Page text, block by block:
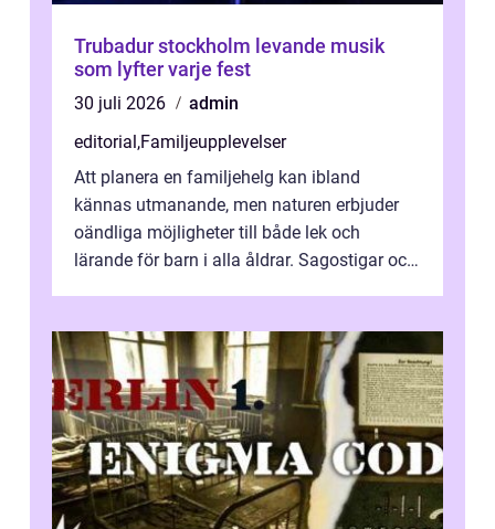
Trubadur stockholm levande musik
som lyfter varje fest
30 juli 2026
admin
editorial ,Familjeupplevelser
Att planera en familjehelg kan ibland
kännas utmanande, men naturen erbjuder
oändliga möjligheter till både lek och
lärande för barn i alla åldrar. Sagostigar och